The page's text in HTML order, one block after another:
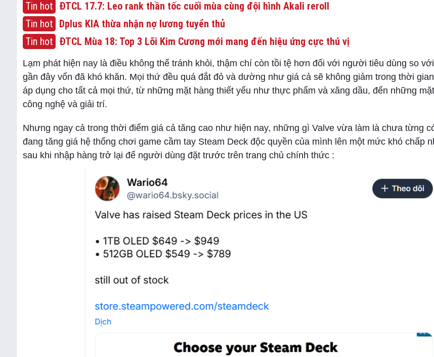
Tin hot ĐTCL 17.7: Leo rank thần tốc cuối mùa cùng đội hình Akali reroll
Tin hot Dplus KIA thừa nhận nợ lương tuyển thủ
Tin hot ĐTCL Mùa 18: Top 3 Lõi Kim Cương mới mang đến hiệu ứng cực thú vị
Lạm phát hiện nay là điều không thể tránh khỏi, thậm chí còn tồi tệ hơn đối với người tiêu dùng so
gần đây vốn đã khó khăn. Mọi thứ đều quá đắt đỏ và dường như giá cả sẽ không giảm trong thời
áp dụng cho tất cả mọi thứ, từ những mặt hàng thiết yếu như thực phẩm và xăng dầu, đến những
công nghệ và giải trí.
Nhưng ngay cả trong thời điểm giá cả tăng cao như hiện nay, những gì Valve vừa làm là chưa từng
đang tăng giá hệ thống chơi game cầm tay Steam Deck độc quyền của mình lên một mức khó chấp
sau khi nhập hàng trở lại để người dùng đặt trước trên trang chủ chính thức :